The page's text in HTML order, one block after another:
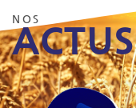
NOS
ACTUS